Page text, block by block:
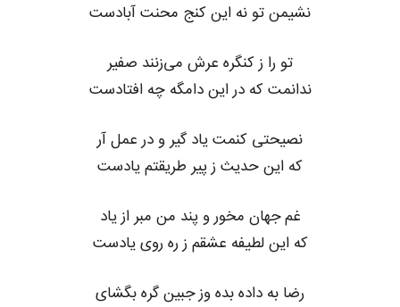
نشیمن تو نه این کنج محنت آبادست
تو را ز کنگره عرش می‌زنند صفیر
ندانمت که در این دامگه چه افتادست
نصیحتی کنمت یاد گیر و در عمل آر
که این حدیث ز پیر طریقتم یادست
غم جهان مخور و پند من مبر از یاد
که این لطیفه عشقم ز ره روی یادست
رضا به داده بده وز جبین گره بگشای